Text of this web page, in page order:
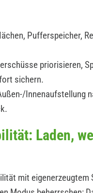
Pufferspeicher,
priorisieren,
sichern.
Innenaufstellung
Laden,
mit